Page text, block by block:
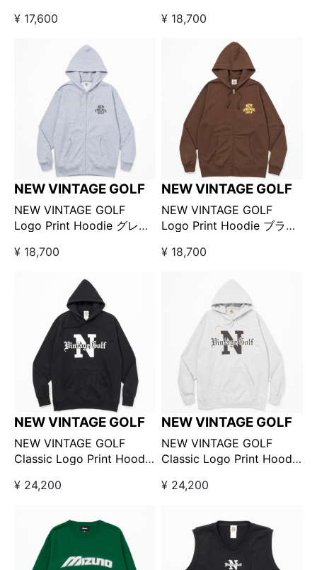
¥ 17,600
ルフロゴプリントフーディ
¥ 18,700
NEW VINTAGE GOLF
NEW VINTAGE GOLF
Logo Print Hoodie グレー
フロゴプリントフーディ
¥ 18,700
NEW VINTAGE GOLF
NEW VINTAGE GOLF
Logo Print Hoodie ブラウ
ルフロゴプリントフーディ
¥ 18,700
NEW VINTAGE GOLF
NEW VINTAGE GOLF
Classic Logo Print Hoodie
ージゴルフ クラシックプリ
¥ 24,200
NEW VINTAGE GOLF
NEW VINTAGE GOLF
Classic Logo Print Hoodie
ジゴルフ クラシックプリン
¥ 24,200